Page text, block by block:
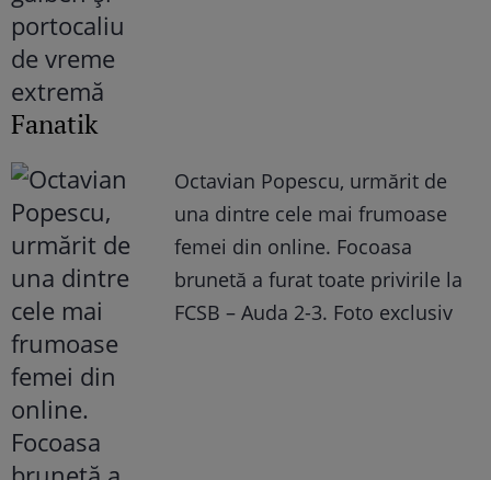
Fanatik
Octavian Popescu, urmărit de
una dintre cele mai frumoase
femei din online. Focoasa
brunetă a furat toate privirile la
FCSB – Auda 2-3. Foto exclusiv